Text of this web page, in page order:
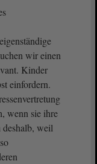
wir einen
Kinder
einfordern.
wenn sie ihre
weil